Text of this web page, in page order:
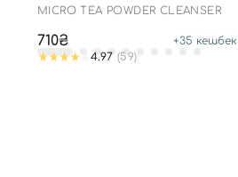
MICRO TEA POWDER CLEANSER
710₴ +35 кешбек
4.97 (59)